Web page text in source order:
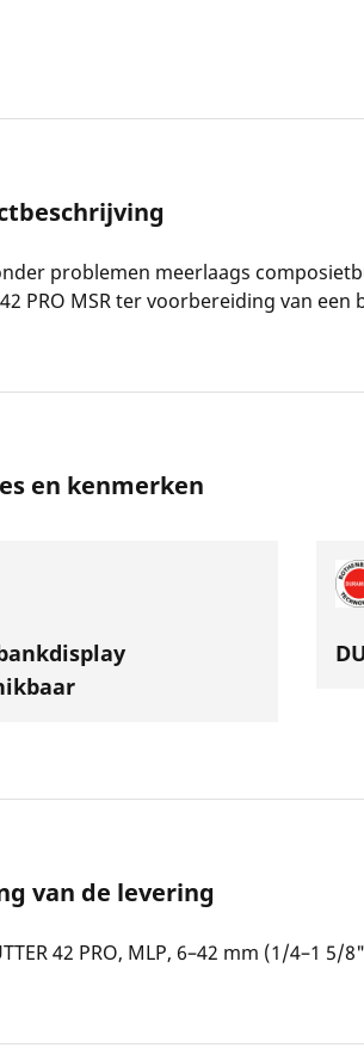
problemen meerlaags
42 PRO MSR ter voorbereiding van
en kenmerken
van de levering
42 PRO, MLP, 6–42 mm (1/4–1 5/